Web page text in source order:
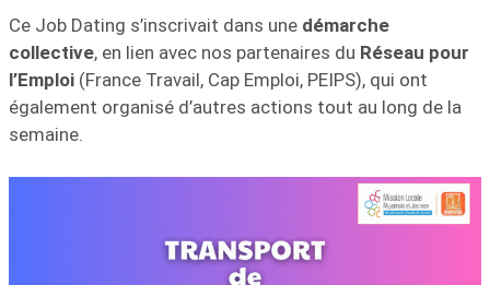
Ce Job Dating s’inscrivait dans une démarche
collective, en lien avec nos partenaires du Réseau pour
l’Emploi (France Travail, Cap Emploi, PEIPS), qui ont
également organisé d’autres actions tout au long de la
semaine.